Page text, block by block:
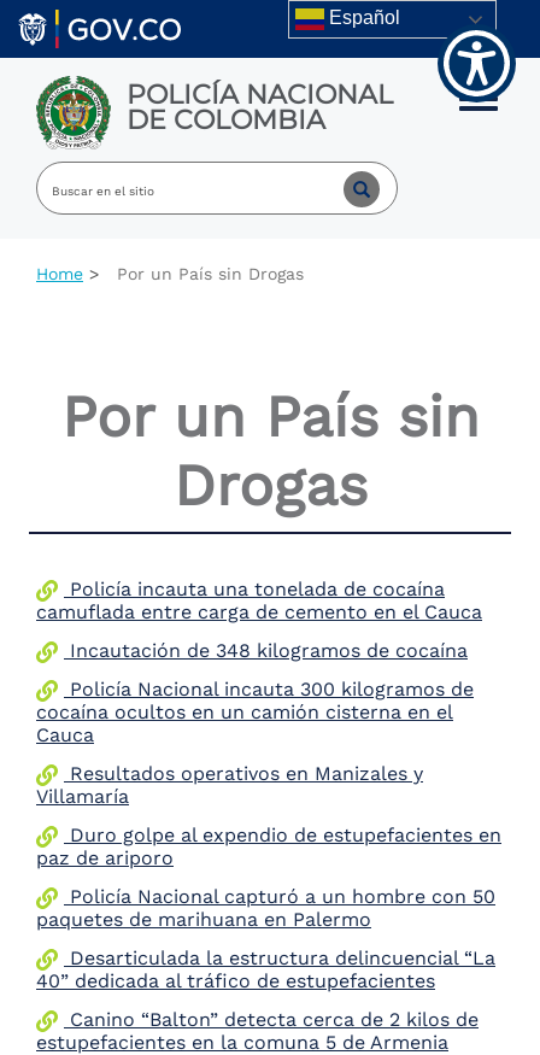
Welcome
All
Accessibility
screen
reader.
activates
screen
reader
navigate
interact
content.
Skip to main content Español
POLICÍA NACIONAL
DE COLOMBIA Toggle
Home Por un País sin Drogas
Por un País sin
Drogas
Policía incauta una tonelada de cocaína
camuflada entre carga de cemento en el Cauca
Incautación de 348 kilogramos de cocaína
Policía Nacional incauta 300 kilogramos de
cocaína ocultos en un camión cisterna en el
Cauca
Resultados operativos en Manizales y
Villamaría
Duro golpe al expendio de estupefacientes en
paz de ariporo
Policía Nacional capturó a un hombre con 50
paquetes de marihuana en Palermo
Desarticulada la estructura delincuencial “La
40” dedicada al tráfico de estupefacientes
Canino “Balton” detecta cerca de 2 kilos de
estupefacientes en la comuna 5 de Armenia